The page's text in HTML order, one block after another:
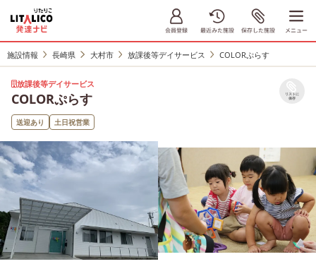
施設情報 長崎県 大村市 放課後等デイサービス COLORぷらす
放課後等デイサービス
COLORぷらす リストに
保存
送迎あり 土日祝営業